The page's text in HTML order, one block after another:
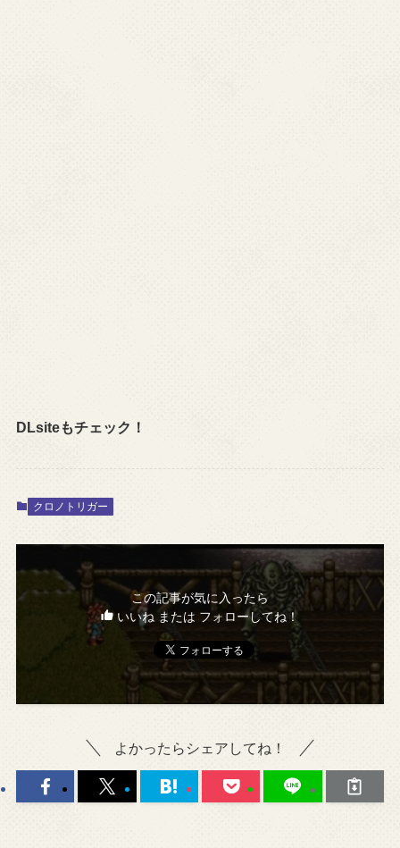
DLsiteもチェック！
クロノトリガー
この記事が気に入ったら
いいね または フォローしてね！
よかったらシェアしてね！